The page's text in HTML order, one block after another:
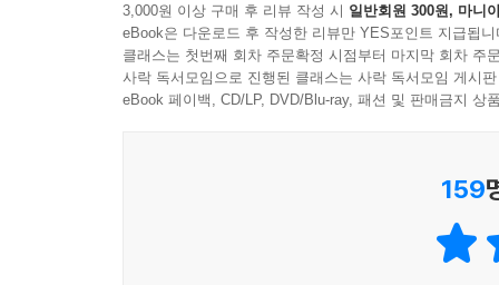
법’ ‘버킷리스트 워크숍 하는 법’ 등을 담고 있다.
허겁지겁 살다 보면 누구나 한 번쯤은 이 일이
해답을 줄 수 있는 책이다.
3,000원 이상 구매 후 리뷰 작성 시 일반회원 300원, 마니
eBook은 다운로드 후 작성한 리뷰만 YES포인트 지급됩니
클래스는 첫번째 회차 주문확정 시점부터 마지막 회차 주
사락 독서모임으로 진행된 클래스는 사락 독서모임 게시
eBook 페이백, CD/LP, DVD/Blu-ray, 패션 및 판매금지 상
159